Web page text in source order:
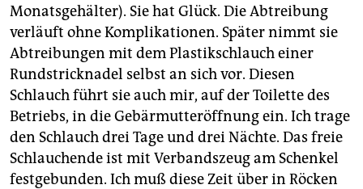
Monatsgehälter). Sie hat Glück. Die Abtreibung
verläuft ohne Komplikationen. Später nimmt sie
Abtreibungen mit dem Plastikschlauch einer
Rundstricknadel selbst an sich vor. Diesen
Schlauch führt sie auch mir, auf der Toilette des
Betriebs, in die Gebärmutteröffnung ein. Ich trage
den Schlauch drei Tage und drei Nächte. Das freie
Schlauchende ist mit Verbandszeug am Schenkel
festgebunden. Ich muß diese Zeit über in Röcken